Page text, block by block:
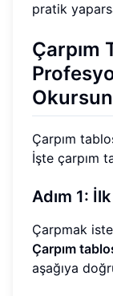
pratik
Çarpım
Çarpım
İşte çarpım
Adım 1: İlk
Çarpmak
Çarpım
aşağıya